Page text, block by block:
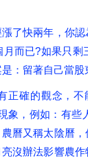
了快兩年，你
而已?如果只剩
：留著自己當股
正確的觀念，
象，例如：有些
曆又稱太陰曆
沒辦法影響農